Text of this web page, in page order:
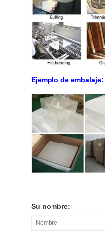
Ejemplo de embalaje:
Su nombre: